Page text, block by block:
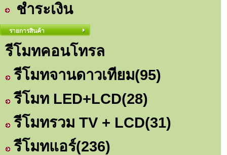
ชำระเงิน
รายการสินค้า
รีโมทคอนโทรล
รีโมทจานดาวเทียม(95)
รีโมท LED+LCD(28)
รีโมทรวม TV + LCD(31)
รีโมทแอร์(236)